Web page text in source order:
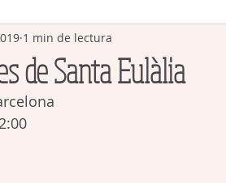
de Santa Eulàlia
1 min de lectura